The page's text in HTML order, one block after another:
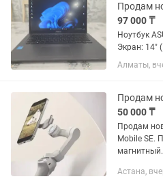
Продам
97 000 ₸
Ноутбук
Экран: 14"
матовый
Алматы,
50 000 ₸
Продам
Mobile SE.
съемки.
Астана,